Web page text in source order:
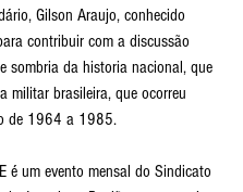
Gilson Araujo, conhecido
contribuir com a discussão
sombria da historia nacional, que
militar brasileira, que ocorreu
de 1964 a 1985.
é um evento mensal do Sindicato